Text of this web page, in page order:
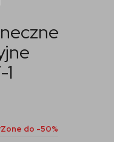
do -50%